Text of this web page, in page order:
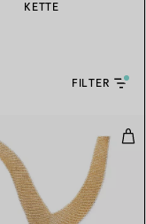
KETTE
FILTER
Anhänger in